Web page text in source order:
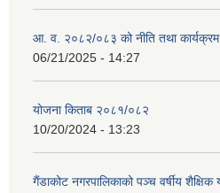
आ. व. २०८२/०८३ को नीति तथा कार्यक्रम
06/21/2025 - 14:27
योजना किताब २०८१/०८२
10/20/2024 - 13:23
गैंडाकोट नगरपालिकाको पञ्च वर्षीय